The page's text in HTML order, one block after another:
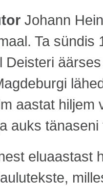
Johann
Ta
Deisteri
aastat hiljem
auks
eluaastast